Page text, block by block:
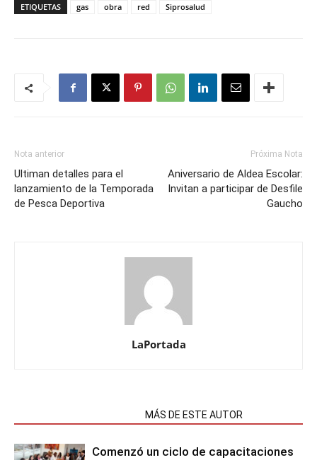
ETIQUETAS gas obra red Siprosalud
Nota anterior
Ultiman detalles para el
lanzamiento de la Temporada
de Pesca Deportiva
Próxima Nota
Aniversario de Aldea Escolar:
Invitan a participar de Desfile
Gaucho
LaPortada
MÁS DE ESTE AUTOR
Comenzó un ciclo de capacitaciones